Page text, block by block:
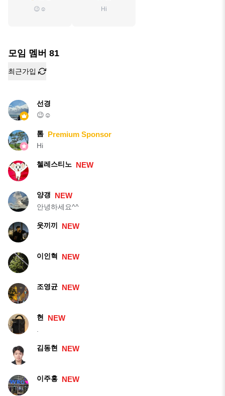
😉☺️ Hi
모임 멤버 81
최근가입
선경
😉☺️
톰 Premium Sponsor
Hi
첼레스티노 NEW
양갱 NEW
안녕하세요^^
웃끼끼 NEW
이인혁 NEW
조영균 NEW
현 NEW
김동현 NEW
이주홍 NEW